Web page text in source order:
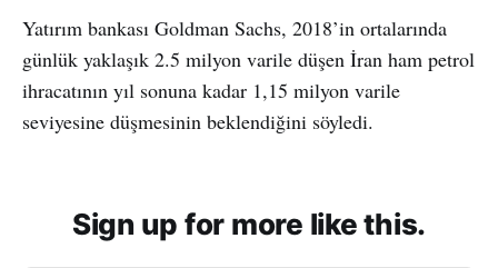
Yatırım bankası Goldman Sachs, 2018’in ortalarında
günlük yaklaşık 2.5 milyon varile düşen İran ham petrol
ihracatının yıl sonuna kadar 1,15 milyon varile
seviyesine düşmesinin beklendiğini söyledi.
Sign up for more like this.